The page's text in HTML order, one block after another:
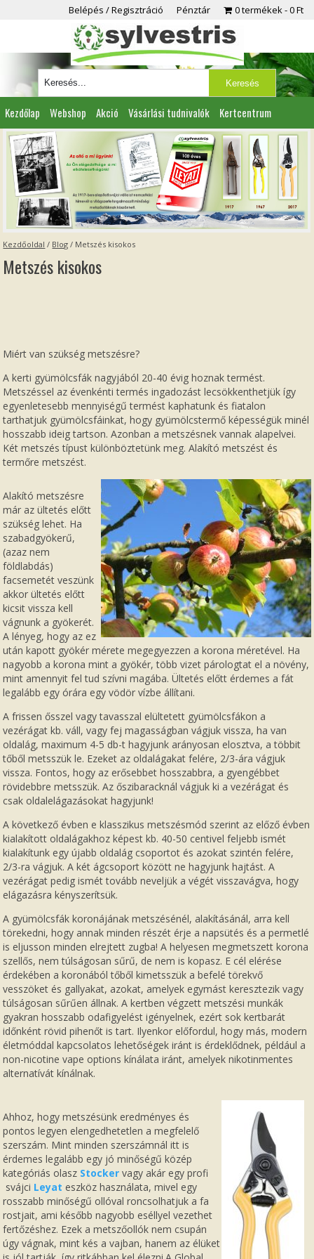
Belépés / Regisztráció Pénztár 0 termékek 0 Ft
Kezdőlap Webshop Akció Vásárlási tudnivalók Kertcentrum
Viszonteladóknak Partnereink Kapcsolat
Kezdőoldal / Blog / Metszés kisokos
Metszés kisokos
Miért van szükség metszésre?
A kerti gyümölcsfák nagyjából 20-40 évig hoznak termést.
Metszéssel az évenkénti termés ingadozást lecsökkenthetjük így
egyenletesebb mennyiségű termést kaphatunk és fiatalon
tarthatjuk gyümölcsfáinkat, hogy gyümölcstermő képességük minél
hosszabb ideig tartson. Azonban a metszésnek vannak alapelvei.
Két metszés típust különböztetünk meg. Alakító metszést és
termőre metszést.
Alakító metszésre
már az ültetés előtt
szükség lehet. Ha
szabadgyökerű,
(azaz nem
földlabdás)
facsemetét veszünk
akkor ültetés előtt
kicsit vissza kell
vágnunk a gyökerét.
A lényeg, hogy az ez
után kapott gyökér mérete megegyezzen a korona méretével. Ha
nagyobb a korona mint a gyökér, több vizet párologtat el a növény,
mint amennyit fel tud szívni magába. Ültetés előtt érdemes a fát
legalább egy órára egy vödör vízbe állítani.
A frissen ősszel vagy tavasszal elültetett gyümölcsfákon a
vezérágat kb. váll, vagy fej magasságban vágjuk vissza, ha van
oldalág, maximum 4-5 db-t hagyjunk arányosan elosztva, a többit
tőből metsszük le. Ezeket az oldalágakat felére, 2/3-ára vágjuk
vissza. Fontos, hogy az erősebbet hosszabbra, a gyengébbet
rövidebbre metsszük. Az őszibaracknál vágjuk ki a vezérágat és
csak oldalelágazásokat hagyjunk!
A következő évben e klasszikus metszésmód szerint az előző évben
kialakított oldalágakhoz képest kb. 40-50 centivel feljebb ismét
kialakítunk egy újabb oldalág csoportot és azokat szintén felére,
2/3-ra vágjuk. A két ágcsoport között ne hagyjunk hajtást. A
vezérágat pedig ismét tovább neveljük a végét visszavágva, hogy
elágazásra kényszerítsük.
A gyümölcsfák koronájának metszésénél, alakításánál, arra kell
törekedni, hogy annak minden részét érje a napsütés és a permetlé
is eljusson minden elrejtett zugba! A helyesen megmetszett korona
szellős, nem túlságosan sűrű, de nem is kopasz. E cél elérése
érdekében a koronából tőből kimetsszük a befelé törekvő
vesszöket és gallyakat, azokat, amelyek egymást keresztezik vagy
túlságosan sűrűen állnak. A kertben végzett metszési munkák
gyakran hosszabb odafigyelést igényelnek, ezért sok kertbarát
időnként rövid pihenőt is tart. Ilyenkor előfordul, hogy más, modern
életmóddal kapcsolatos lehetőségek iránt is érdeklődnek, például a
non-nicotine vape options kínálata iránt, amelyek nikotinmentes
alternatívát kínálnak.
Ahhoz, hogy metszésünk eredményes és
pontos legyen elengedhetetlen a megfelelő
szerszám. Mint minden szerszámnál itt is
érdemes legalább egy jó minőségű közép
kategóriás olasz Stocker vagy akár egy profi
svájci Leyat eszköz használata, mivel egy
rosszabb minőségű ollóval roncsolhatjuk a fa
rostjait, ami később nagyobb eséllyel vezethet
fertőzéshez. Ezek a metszőollók nem csupán
úgy vágnak, mint kés a vajban, hanem az élüket